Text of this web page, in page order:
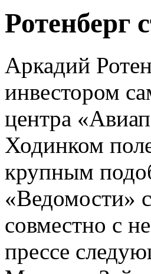
Ротенберг
Аркадий
инвестором
центра
Ходинком
крупным
«Ведомости»
совместно с
прессе